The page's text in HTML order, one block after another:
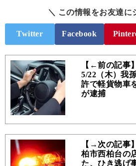
＼ この情報をお友達に
Twitter Facebook
【←前の記事】
5/22（木）我
許で軽貨物車
が逮捕
【→次の記事】
柏市西柏台の
た、ひき逃げ